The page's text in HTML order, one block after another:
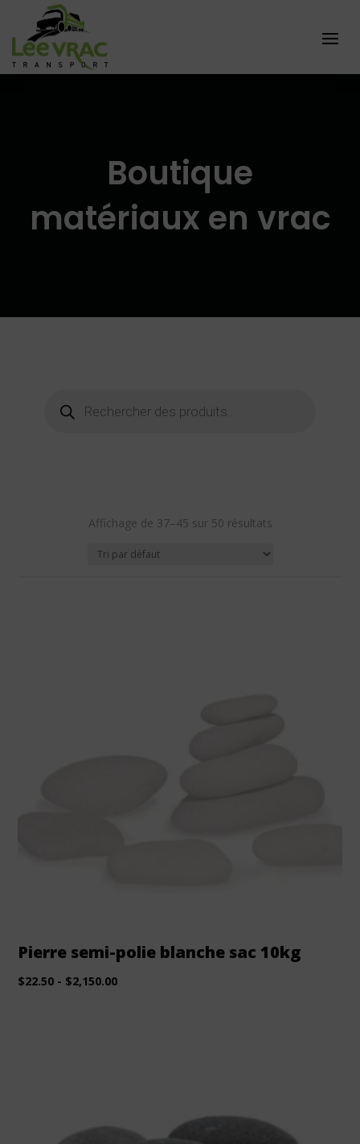
Boutique
matériaux en vrac
produits
Affichage de 37–45 sur 50 résultats
Pierre semi-polie blanche sac 10kg
$22.50 - $2,150.00